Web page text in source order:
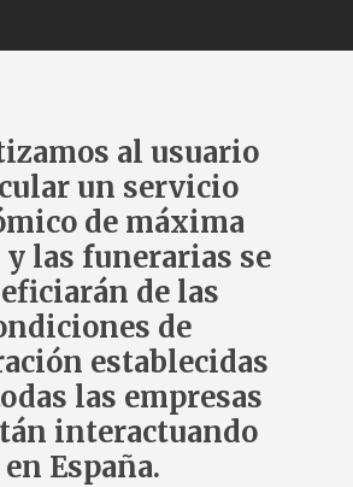
al usuario
un servicio
de máxima
y las funerarias se
de las
de
establecidas
las empresas
interactuando
en España.